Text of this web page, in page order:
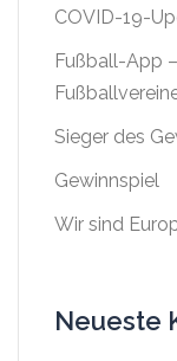
COVID-19-
Fußball-App
Sieger des
Gewinnspiel
Wir sind
Neueste